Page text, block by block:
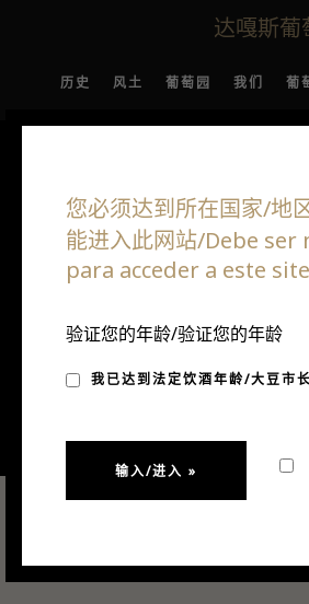
达嘎斯葡
历史 风土 葡萄园 我们 葡
EN
您必须达到所在国家/地
能进入此网站/Debe ser
para acceder a este
验证您的年龄/验证您的年龄
我已达到法定饮酒年龄/大豆市